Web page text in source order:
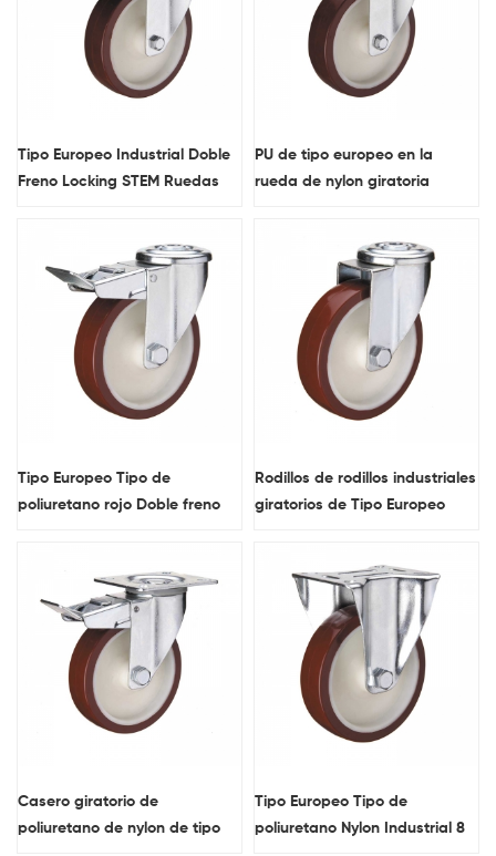
Tipo Europeo Industrial Doble
Freno Locking STEM Ruedas
PU de tipo europeo en la
rueda de nylon giratoria
Tipo Europeo Tipo de
poliuretano rojo Doble freno
Rodillos de rodillos industriales
giratorios de Tipo Europeo
Casero giratorio de
poliuretano de nylon de tipo
Tipo Europeo Tipo de
poliuretano Nylon Industrial 8